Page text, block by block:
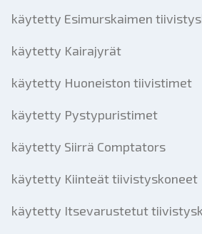
käytetty Esimurskaimen
käytetty Kairajyrät
käytetty Huoneiston tiivistimet
käytetty Pystypuristimet
käytetty Siirrä Comptators
käytetty Kiinteät tiivistyskoneet
käytetty Itsevarustetut